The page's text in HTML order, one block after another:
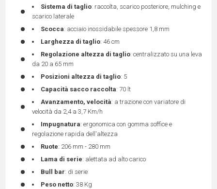
Sistema di taglio: raccolta, scarico posteriore, mulching e
scarico laterale
Scocca: acciaio inossidabile spessore 1,8 mm
Larghezza di taglio: 46 cm
Regolazione altezza di taglio: centralizzato su una leva
da 20 a 65 mm
Posizioni altezza di taglio: 5
Capacità sacco raccolta: 70 lt
Avanzamento, velocità: a trazione con variatore di
velocità da 2,4 a 3,7 Km/h
Impugnatura: ergonomica con gomma soffice e
regolazione rapida dell'altezza
Ruote: 206 mm - 280 mm
Lama di serie: alettata ad alto carico
Bull bar: di serie
Peso netto: 38 Kg